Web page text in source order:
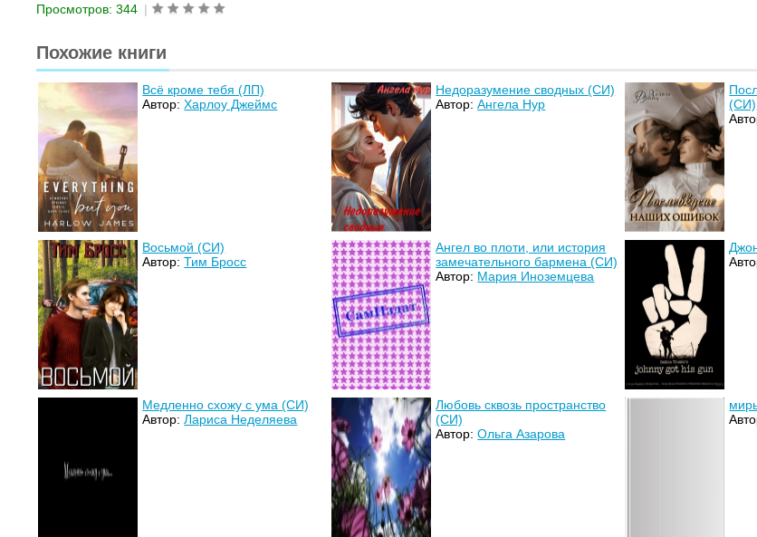
Просмотров: 344 |
Похожие книги
Всё кроме тебя (ЛП)
Автор:Харлоу Джеймс
Недоразумение сводных (СИ)
Автор:Ангела Нур
(СИ)
Восьмой (СИ)
Автор:Тим Бросс
Ангел во плоти, или история
замечательного бармена (СИ)
Автор: Мария Иноземцева
Медленно схожу с ума (СИ)
Автор:Лариса Неделяева
Любовь сквозь пространство
(СИ)
Автор:Ольга Азарова